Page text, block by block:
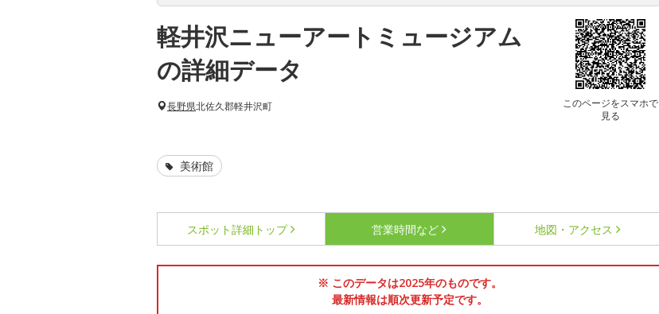
軽井沢ニューアートミュージアム
の詳細データ
このページをスマホで
見る
長野県北佐久郡軽井沢町
美術館
スポット詳細 トップ 営業時間など 地図・アクセス
※ このデータは2025年のものです。
最新情報は順次更新予定です。